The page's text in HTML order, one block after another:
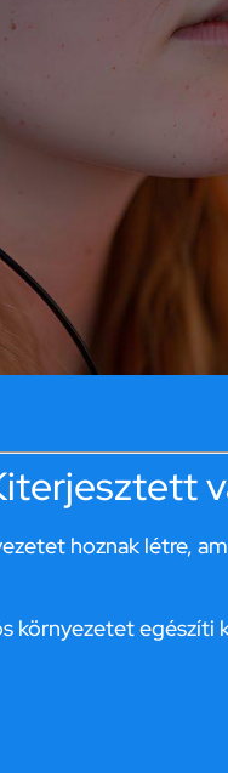
hoznak létre,
környezetet